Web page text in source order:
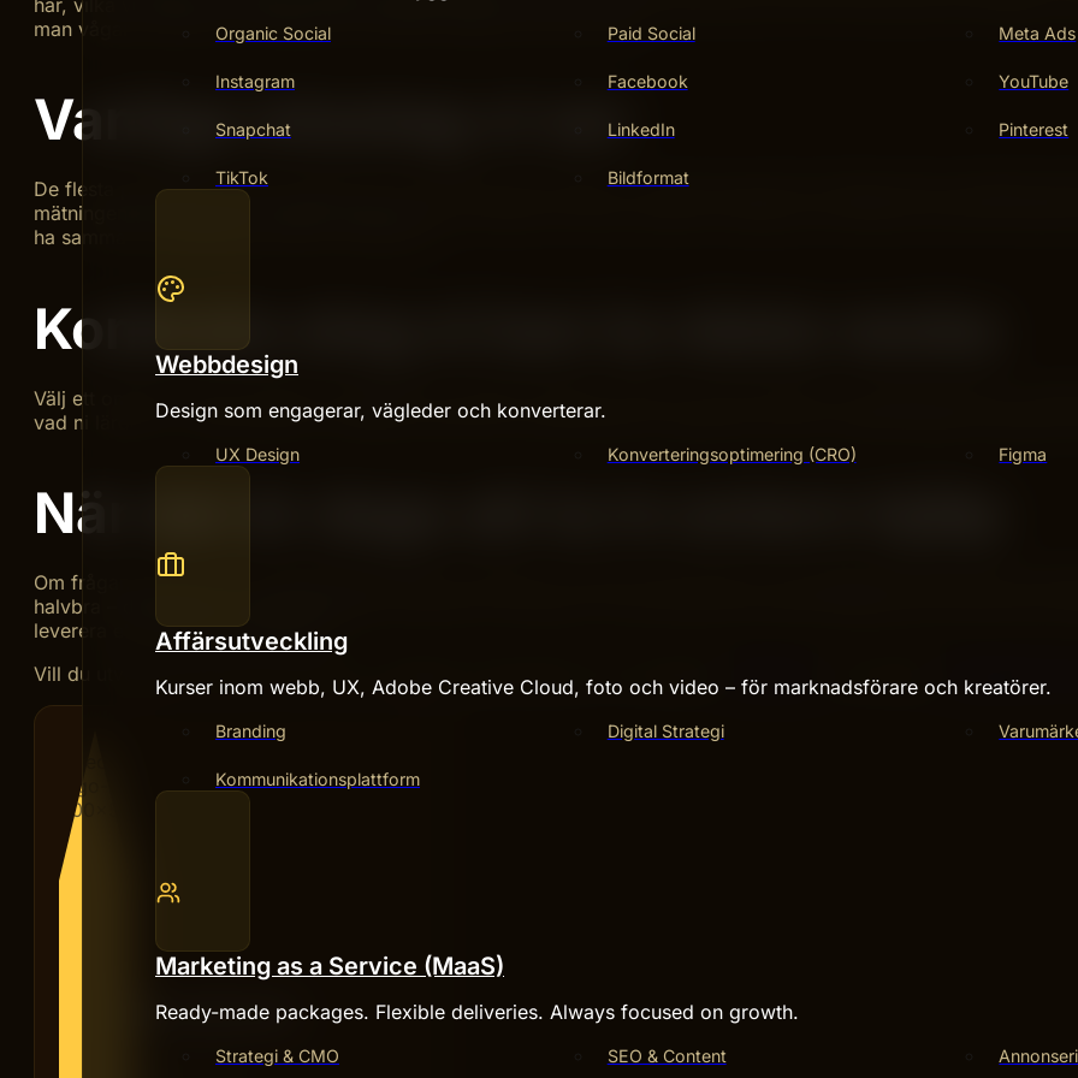
Organic Social Paid Social Meta Ads
Instagram Facebook YouTube
Snapchat LinkedIn Pinterest
TikTok Bildformat
Webbdesign
Design som engagerar, vägleder och konverterar.
UX Design Konverteringsoptimering (CRO) Figma
Affärsutveckling
Kurser inom webb, UX, Adobe Creative Cloud, foto och video – för marknadsförare och kreatörer.
Branding Digital Strategi
Kommunikationsplattform
Marketing as a Service (MaaS)
Ready-made packages. Flexible deliveries. Always focused on growth.
Strategi & CMO SEO & Content
man vågar prioritera bort sådant som känns viktigt men inte är det.
Vanliga misstag vi ser
De flesta problem vi möter handlar inte om att man gör fel saker – utan att man gör för många saker samtidigt.
mätningen blir otydlig och ingen insats hinner ge utslag. Ett annat klassiskt misstag är att kopiera vad större aktörer
ha samma förutsättningar bakom kulisserna.
Konkreta steg ni kan ta nästa vecka
Välj ett område, sätt en hypotes, definiera vad ”bättre” betyder i siffror och ge insatsen en realistisk tidsram. Logga
vad ni lärde er – oavsett utfall. Tre sådana cykler per kvartal flyttar er längre än en stor omtag-strategi en gång om
När det är dags att ta in extern hjälp
Om frågan blockerar er framåtrörelse, kräver kompetens ni saknar internt eller är så strategiskt viktig att den inte
halvbra – då lönar det sig nästan alltid att hämta in en partner. Vi gör hellre färre saker tillsammans och gör dem
leverera ett spretigt smörgåsbord.
Vill du utveckla en tone of voice som verkligen representerar ert varумärke?
Branding är vårt hjärta.
HIVE CREATIVES